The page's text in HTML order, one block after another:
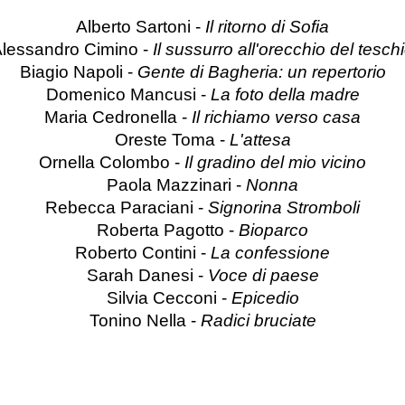
Alberto Sartoni - Il ritorno di Sofia
Cimino - Il sussurro all'orecchio del
Biagio Napoli - Gente di Bagheria: un repertorio
Domenico Mancusi - La foto della madre
Maria Cedronella - Il richiamo verso casa
Oreste Toma - L'attesa
Ornella Colombo - Il gradino del mio vicino
Paola Mazzinari - Nonna
Rebecca Paraciani - Signorina Stromboli
Roberta Pagotto - Bioparco
Roberto Contini - La confessione
Sarah Danesi - Voce di paese
Silvia Cecconi - Epicedio
Tonino Nella - Radici bruciate